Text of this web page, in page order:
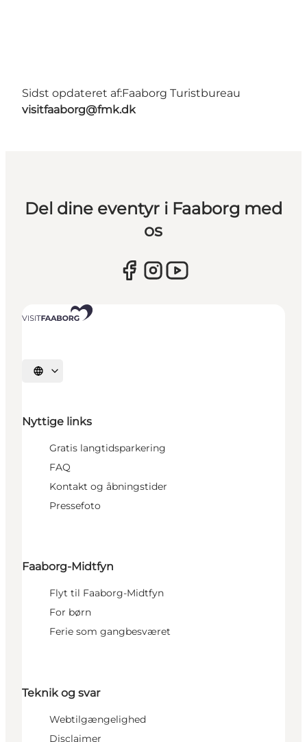
Sidst opdateret af:Faaborg Turistbureau
visitfaaborg@fmk.dk
Del dine eventyr i Faaborg med
os
Vælg sprog
Nyttige links
Gratis langtidsparkering
FAQ
Kontakt og åbningstider
Pressefoto
Faaborg-Midtfyn
Flyt til Faaborg-Midtfyn
For børn
Ferie som gangbesværet
Teknik og svar
Webtilgængelighed
Disclaimer